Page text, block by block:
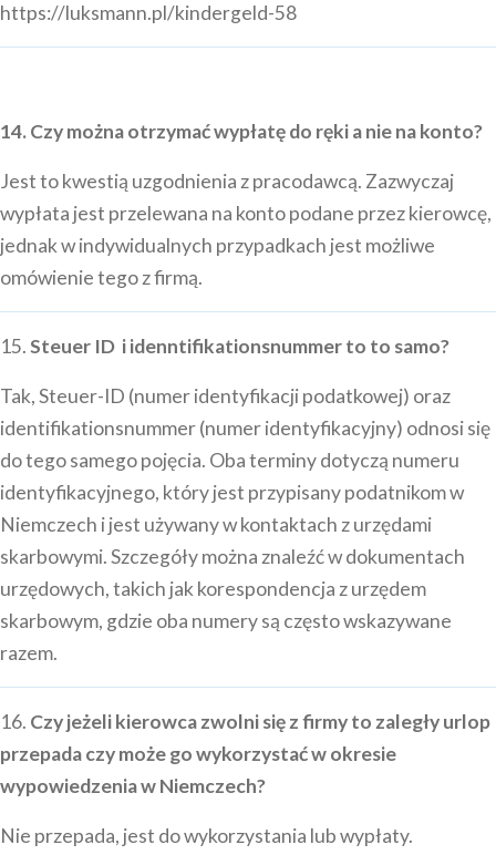
https://luksmann.pl/kindergeld-58
14. Czy można otrzymać wypłatę do ręki a nie na konto?
Jest to kwestią uzgodnienia z pracodawcą. Zazwyczaj
wypłata jest przelewana na konto podane przez kierowcę,
jednak w indywidualnych przypadkach jest możliwe
omówienie tego z firmą.
15.Steuer ID i idenntifikationsnummer to to samo?
Tak, Steuer-ID (numer identyfikacji podatkowej) oraz
identifikationsnummer (numer identyfikacyjny) odnosi się
do tego samego pojęcia. Oba terminy dotyczą numeru
identyfikacyjnego, który jest przypisany podatnikom w
Niemczech i jest używany w kontaktach z urzędami
skarbowymi. Szczegóły można znaleźć w dokumentach
urzędowych, takich jak korespondencja z urzędem
skarbowym, gdzie oba numery są często wskazywane
razem.
16. Czy jeżeli kierowca zwolni się z firmy to zaległy urlop
przepada czy może go wykorzystać w okresie
wypowiedzenia w Niemczech?
Nie przepada, jest do wykorzystania lub wypłaty.